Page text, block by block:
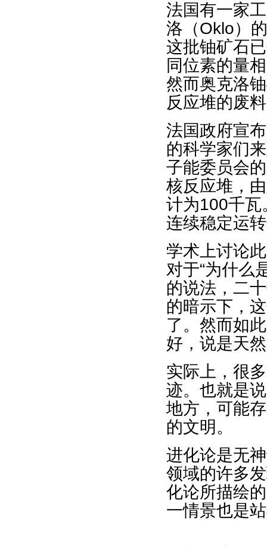
法国有一家
洛（Oklo）
这批铀矿石
同位素的量
然而奥克洛
反应堆的废
法国政府宣
的科学家们
子能委员会
核反应堆，
计为100千瓦
连续稳定运
学术上讨论
对于“为什么
的说法，二
的暗示下，
了。然而如
好，说是天
实际上，很
迹。也就是
地方，可能
的文明。
进化论是无
领域的许多
化论所描绘
一情景也是